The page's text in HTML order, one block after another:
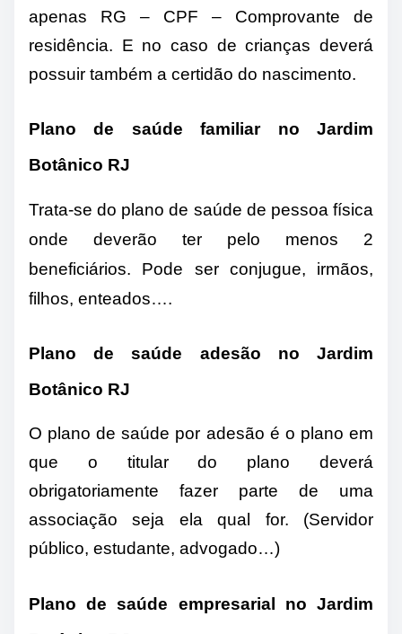
apenas RG – CPF – Comprovante de
residência. E no caso de crianças deverá
possuir também a certidão do nascimento.
Plano de saúde familiar no Jardim
Botânico RJ
Trata-se do plano de saúde de pessoa física
onde deverão ter pelo menos 2
beneficiários. Pode ser conjugue, irmãos,
filhos, enteados….
Plano de saúde adesão no Jardim
Botânico RJ
O plano de saúde por adesão é o plano em
que o titular do plano deverá
obrigatoriamente fazer parte de uma
associação seja ela qual for. (Servidor
público, estudante, advogado…)
Plano de saúde empresarial no Jardim